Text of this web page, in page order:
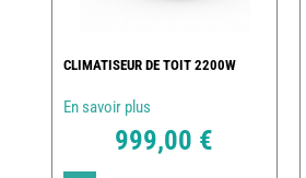
CLIMATISEUR DE TOIT 2200W
En savoir plus
999,00 €